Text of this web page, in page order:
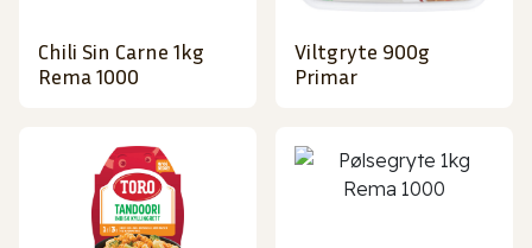
Chili Sin Carne 1kg
Rema 1000
Viltgryte 900g
Primar